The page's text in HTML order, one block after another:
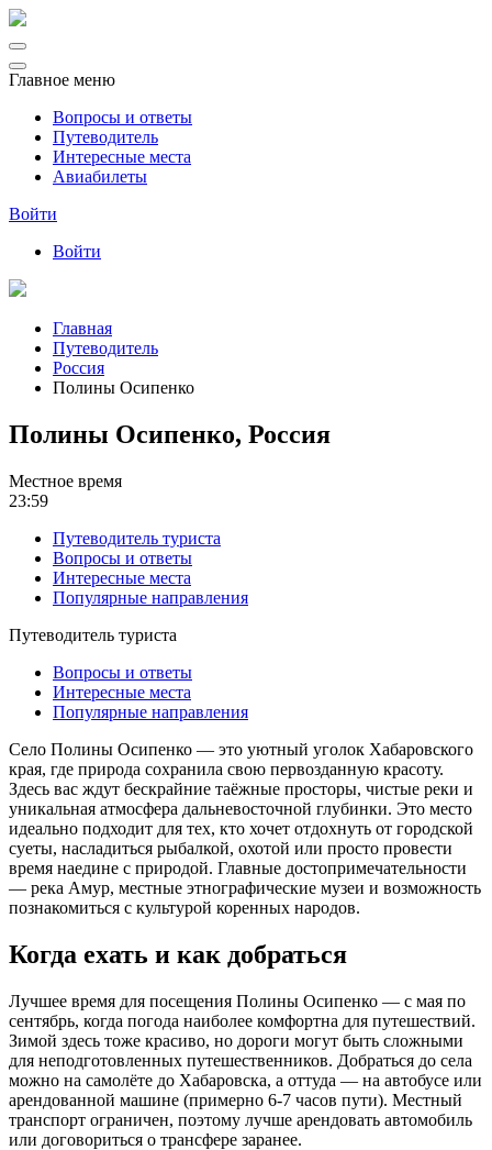
Главное меню
Вопросы и ответы
Путеводитель
Интересные места
Авиабилеты
Войти
Войти
Главная
Путеводитель
Россия
Полины Осипенко
Полины Осипенко, Россия
Местное время
23:59
Путеводитель туриста
Вопросы и ответы
Интересные места
Популярные направления
Путеводитель туриста
Вопросы и ответы
Интересные места
Популярные направления
Село Полины Осипенко — это уютный уголок Хабаровского
края, где природа сохранила свою первозданную красоту.
Здесь вас ждут бескрайние таёжные просторы, чистые реки и
уникальная атмосфера дальневосточной глубинки. Это место
идеально подходит для тех, кто хочет отдохнуть от городской
суеты, насладиться рыбалкой, охотой или просто провести
время наедине с природой. Главные достопримечательности
— река Амур, местные этнографические музеи и возможность
познакомиться с культурой коренных народов.
Когда ехать и как добраться
Лучшее время для посещения Полины Осипенко — с мая по
сентябрь, когда погода наиболее комфортна для путешествий.
Зимой здесь тоже красиво, но дороги могут быть сложными
для неподготовленных путешественников. Добраться до села
можно на самолёте до Хабаровска, а оттуда — на автобусе или
арендованной машине (примерно 6-7 часов пути). Местный
транспорт ограничен, поэтому лучше арендовать автомобиль
или договориться о трансфере заранее.